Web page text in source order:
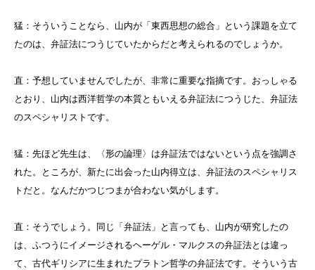
猛：そういうことなら、山内が「東西思想の総合」という課題を立て
たのは、弁証法につうじていたからだと考えられるのでしょうか。
直：予想していませんでしたが、非常に重要な指摘です。おっしゃる
とおり、山内は西洋哲学の本質ともいえる弁証法につうじた、弁証法
のスペシャリストです。
猛：先ほど先生は、〈形の論理〉は弁証法ではないという点を強調さ
れた。ところが、新たに出会った山内得立は、弁証法のスペシャリス
トだと。なんだかつじつまが合わない気がします。
直：そうでしょう。同じ「弁証法」と言っても、山内が研究したの
は、ふつうにイメージされるヘーゲル・マルクスの弁証法とは違っ
て、古代ギリシアに生まれたプラトン哲学の弁証法です。そういう古